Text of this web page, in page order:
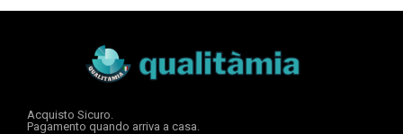
Acquisto Sicuro.
Pagamento quando arriva a casa.